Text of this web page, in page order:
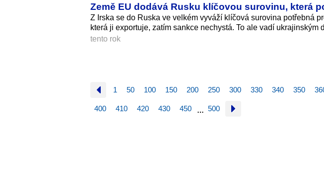
Země EU dodává Rusku klíčovou surovinu, která
Z Irska se do Ruska ve velkém vyváží klíčová surovina potřebná
která ji exportuje, zatím sankce nechystá. To ale vadí ukrajinským
tento rok
1 50 100 150 200 250 300 330 340 350
400 410 420 430 450 … 500